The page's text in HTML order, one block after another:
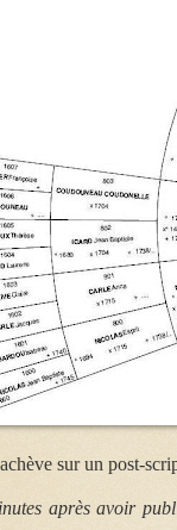
sur un post-
après avoir